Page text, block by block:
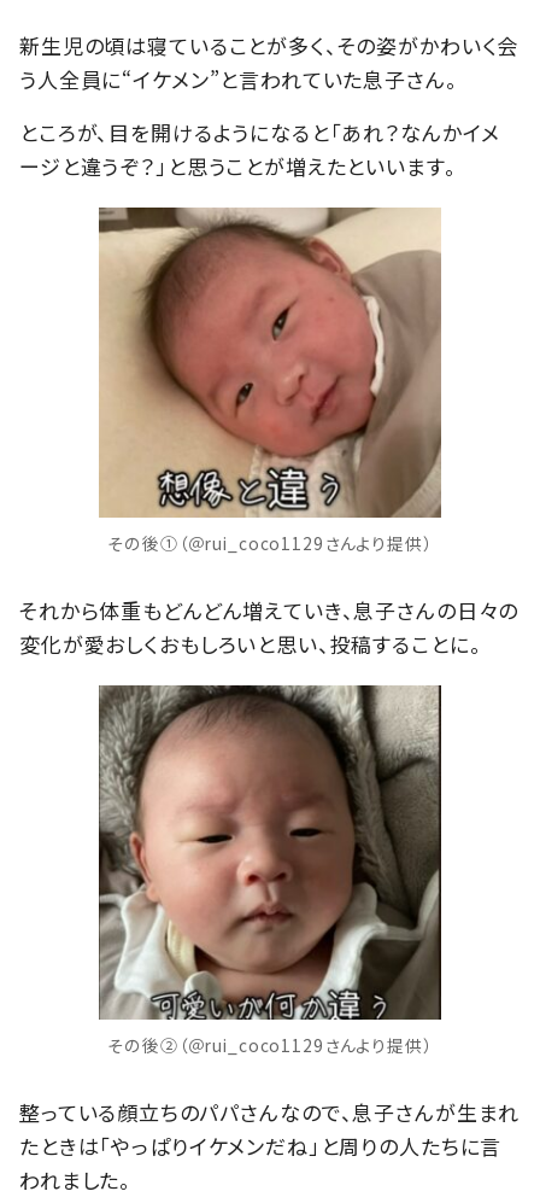
新生児の頃は寝ていることが多く、その姿がかわいく会
う人全員に“イケメン”と言われていた息子さん。
ところが、目を開けるようになると「あれ？なんかイメ
ージと違うぞ？」と思うことが増えたといいます。
その後①（＠rui_coco1129さんより提供）
それから体重もどんどん増えていき、息子さんの日々の
変化が愛おしくおもしろいと思い、投稿することに。
その後②（＠rui_coco1129さんより提供）
整っている顔立ちのパパさんなので、息子さんが生まれ
たときは「やっぱりイケメンだね」と周りの人たちに言
われました。